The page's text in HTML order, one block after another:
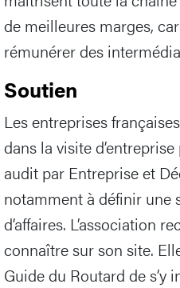
de meilleures marges,
rémunérer des
Soutien
Les entreprises
dans la visite
audit par Entreprise et
notamment à définir une
d’affaires. L’association
connaître sur son site.
Guide du Routard de s’y